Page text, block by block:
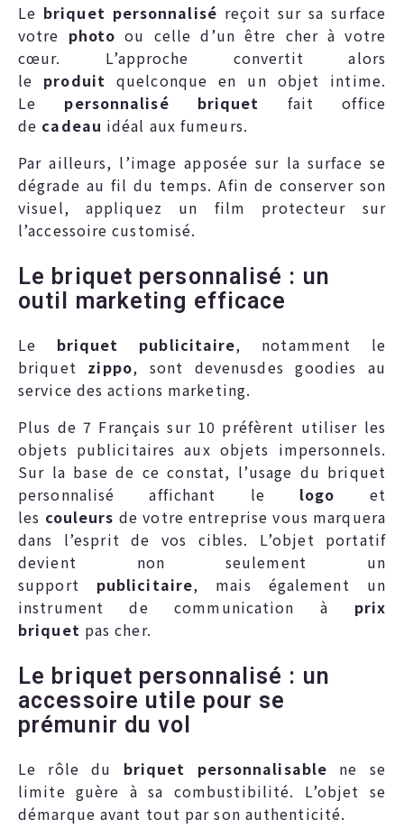
Le briquet personnalisé reçoit sur sa surface
votre photo ou celle d’un être cher à votre
cœur. L’approche convertit alors
le produit quelconque en un objet intime.
Le personnalisé briquet fait office
de cadeau idéal aux fumeurs.
Par ailleurs, l’image apposée sur la surface se
dégrade au fil du temps. Afin de conserver son
visuel, appliquez un film protecteur sur
l’accessoire customisé.
Le briquet personnalisé : un
outil marketing efficace
Le briquet publicitaire, notamment le
briquet zippo, sont devenusdes goodies au
service des actions marketing.
Plus de 7 Français sur 10 préfèrent utiliser les
objets publicitaires aux objets impersonnels.
Sur la base de ce constat, l’usage du briquet
personnalisé affichant le logo et
les couleurs de votre entreprise vous marquera
dans l’esprit de vos cibles. L’objet portatif
devient non seulement un
support publicitaire, mais également un
instrument de communication à prix
briquet pas cher.
Le briquet personnalisé : un
accessoire utile pour se
prémunir du vol
Le rôle du briquet personnalisable ne se
limite guère à sa combustibilité. L’objet se
démarque avant tout par son authenticité.